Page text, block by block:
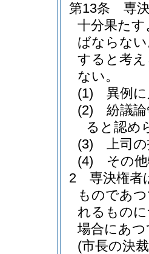
第13条
専
十分果た
ばならな
すると考
ない。
(1)
異例
(2)
紛議
ると認め
(3)
上司
(4)
その
2
専決権者
ものであ
れるもの
場合にあ
(市長の決